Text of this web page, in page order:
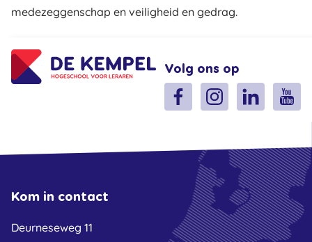
medezeggenschap en veiligheid en gedrag.
Volg ons op
Kom in contact
Deurneseweg 11